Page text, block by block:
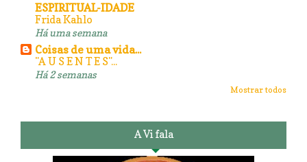
ESPIRITUAL-IDADE
Frida Kahlo
Há uma semana
Coisas de uma vida...
"A U S E N T E S"...
Há 2 semanas
Mostrar todos
A Vi fala